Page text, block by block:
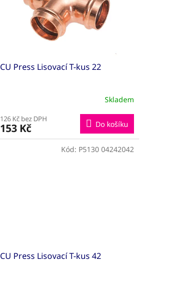
CU Press Lisovací T-kus 22
Skladem
126 Kč bez DPH
153 Kč Do košíku
CU Press Lisovací T-kus 42
Kód: P5130 04242042